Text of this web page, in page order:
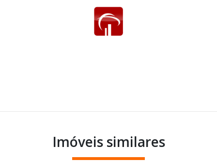
Imóveis similares